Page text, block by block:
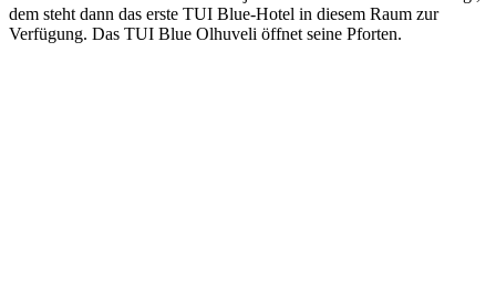
dem steht dann das erste TUI Blue-Hotel in diesem Raum zur
Verfügung. Das TUI Blue Olhuveli öffnet seine Pforten.